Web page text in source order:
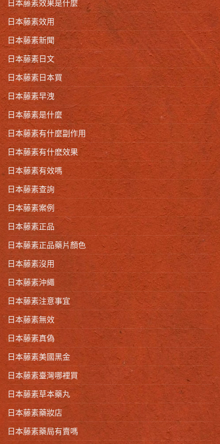
日本藤素效果是什麼
日本藤素效用
日本藤素新聞
日本藤素日文
日本藤素日本買
日本藤素早洩
日本藤素是什麼
日本藤素有什麼副作用
日本藤素有什麽效果
日本藤素有效嗎
日本藤素查詢
日本藤素案例
日本藤素正品
日本藤素正品藥片顏色
日本藤素沒用
日本藤素沖繩
日本藤素注意事宜
日本藤素無效
日本藤素真偽
日本藤素美國黑金
日本藤素臺灣哪裡買
日本藤素草本藥丸
日本藤素藥妝店
日本藤素藥局有賣嗎